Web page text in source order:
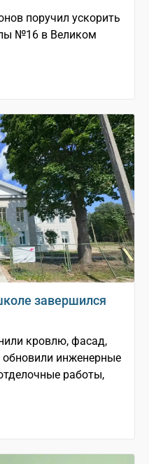
поручил ускорить
№16 в Великом
завершился
кровлю, фасад,
инженерные
работы,